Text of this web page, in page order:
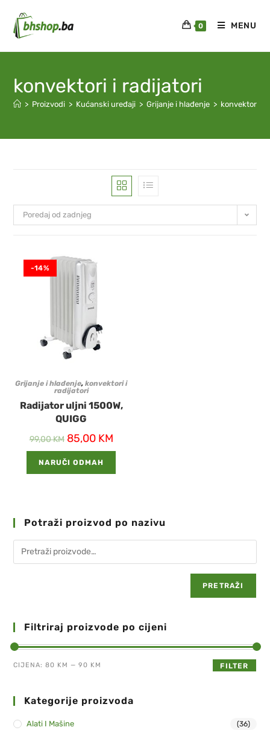
0 MENU
konvektori i radijatori
> Proizvodi > Kućanski uređaji > Grijanje i hlađenje > konvektori i
Poredaj od zadnjeg
-14%
Grijanje i hlađenje,konvektori i
radijatori
Radijator uljni 1500W,
QUIGG
99,00KM 85,00 KM
NARUČI ODMAH
Potraži proizvod po nazivu
PRETRAŽI
Filtriraj proizvode po cijeni
FILTER
CIJENA:80 KM —90 KM
Kategorije proizvoda
Alati I Mašine (36)